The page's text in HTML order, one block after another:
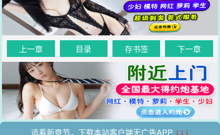
上一章 目录 存书签 下一章
追看新章节，下载本站客户端无广告APP ↓↓↓